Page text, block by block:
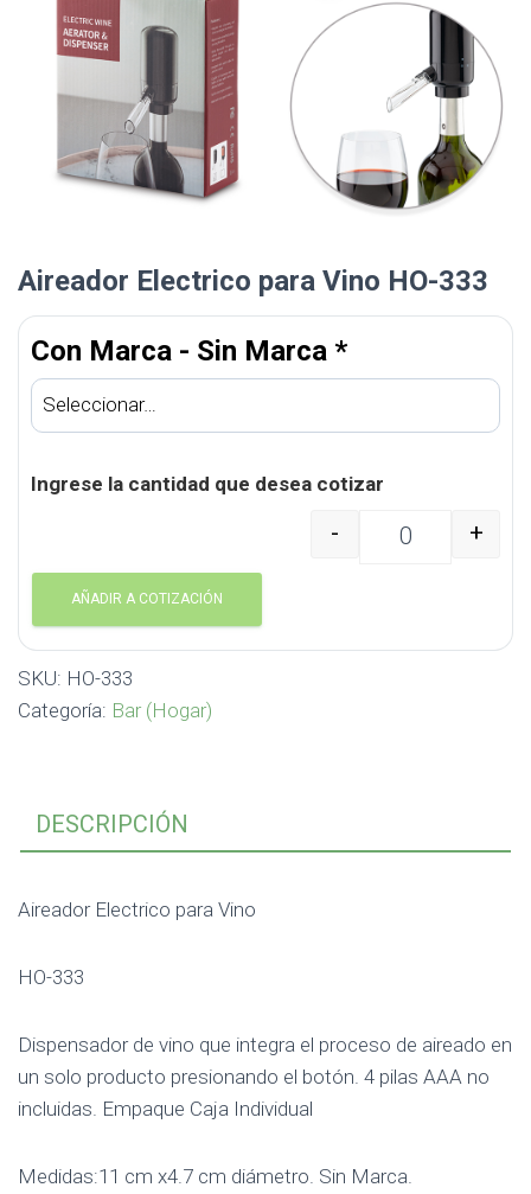
Aireador Electrico para Vino HO-333
Con Marca - Sin Marca *
Ingrese la cantidad que desea cotizar
Aireador Electrico
- +
AÑADIR A COTIZACIÓN
SKU: HO-333
Categoría: Bar (Hogar)
DESCRIPCIÓN
Aireador Electrico para Vino
HO-333
Dispensador de vino que integra el proceso de aireado en
un solo producto presionando el botón. 4 pilas AAA no
incluidas. Empaque Caja Individual
Medidas:11 cm x4.7 cm diámetro. Sin Marca.